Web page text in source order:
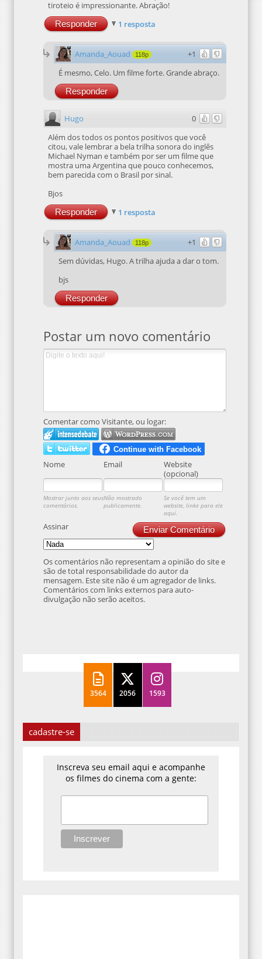
tiroteio é impressionante. Abração!
Responder 1 resposta
+1
Amanda_Aouad 118p
É mesmo, Celo. Um filme forte. Grande abraço.
Responder
0
Hugo
Além dos todos os pontos positivos que você
citou, vale lembrar a bela trilha sonora do inglês
Michael Nyman e também por ser um filme que
mostra uma Argentina que pouco conhecemos,
bem parecida com o Brasil por sinal.
Bjos
Responder 1 resposta
+1
Amanda_Aouad 118p
Sem dúvidas, Hugo. A trilha ajuda a dar o tom.
bjs
Responder
Postar um novo comentário
Comentar como Visitante, ou logar:
Nome Email
Website
(opcional)
Mostrar junto aos seus
comentários.
Não mostrado
publicamente.
Se você tem um
website, linke para ele
aqui.
Enviar Comentário
Assinar
Os comentários não representam a opinião do site e
são de total responsabilidade do autor da
mensagem. Este site não é um agregador de links.
Comentários com links externos para auto-
divulgação não serão aceitos.
3564 2056 1593
cadastre-se
Inscreva seu email aqui e acompanhe
os filmes do cinema com a gente: